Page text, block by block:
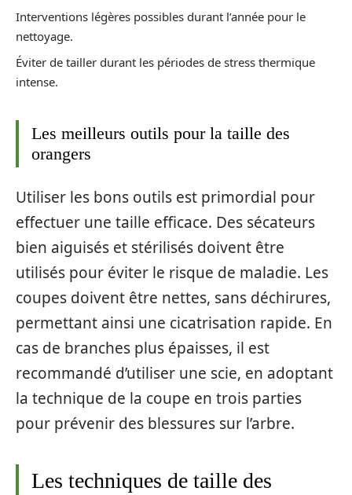
Interventions légères possibles durant l’année pour le
nettoyage.
Éviter de tailler durant les périodes de stress thermique
intense.
Les meilleurs outils pour la taille des
orangers
Utiliser les bons outils est primordial pour
effectuer une taille efficace. Des sécateurs
bien aiguisés et stérilisés doivent être
utilisés pour éviter le risque de maladie. Les
coupes doivent être nettes, sans déchirures,
permettant ainsi une cicatrisation rapide. En
cas de branches plus épaisses, il est
recommandé d’utiliser une scie, en adoptant
la technique de la coupe en trois parties
pour prévenir des blessures sur l’arbre.
Les techniques de taille des